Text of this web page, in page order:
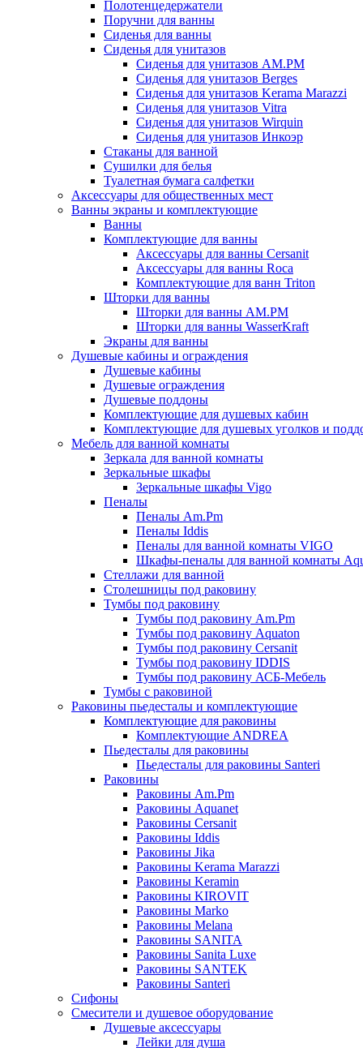
Полотенцедержатели
Поручни для ванны
Сиденья для ванны
Сиденья для унитазов
Сиденья для унитазов AM.PM
Сиденья для унитазов Berges
Сиденья для унитазов Kerama Marazzi
Сиденья для унитазов Vitra
Сиденья для унитазов Wirquin
Сиденья для унитазов Инкоэр
Стаканы для ванной
Сушилки для белья
Туалетная бумага салфетки
Аксессуары для общественных мест
Ванны экраны и комплектующие
Ванны
Комплектующие для ванны
Аксессуары для ванны Cersanit
Аксессуары для ванны Roca
Комплектующие для ванн Triton
Шторки для ванны
Шторки для ванны AM.PM
Шторки для ванны WasserKraft
Экраны для ванны
Душевые кабины и ограждения
Душевые кабины
Душевые ограждения
Душевые поддоны
Комплектующие для душевых кабин
Комплектующие для душевых уголков и
Мебель для ванной комнаты
Зеркала для ванной комнаты
Зеркальные шкафы
Зеркальные шкафы Vigo
Пеналы
Пеналы Am.Pm
Пеналы Iddis
Пеналы для ванной комнаты VIGO
Шкафы-пеналы для ванной комнаты
Стеллажи для ванной
Столешницы под раковину
Тумбы под раковину
Тумбы под раковину Am.Pm
Тумбы под раковину Aquaton
Тумбы под раковину Cersanit
Тумбы под раковину IDDIS
Тумбы под раковину АСБ-Мебель
Тумбы с раковиной
Раковины пьедесталы и комплектующие
Комплектующие для раковины
Комплектующие ANDREA
Пьедесталы для раковины
Пьедесталы для раковины Santeri
Раковины
Раковины Am.Pm
Раковины Aquanet
Раковины Cersanit
Раковины Iddis
Раковины Jika
Раковины Kerama Marazzi
Раковины Keramin
Раковины KIROVIT
Раковины Marko
Раковины Melana
Раковины SANITA
Раковины Sanita Luxe
Раковины SANTEK
Раковины Santeri
Сифоны
Смесители и душевое оборудование
Душевые аксессуары
Лейки для душа